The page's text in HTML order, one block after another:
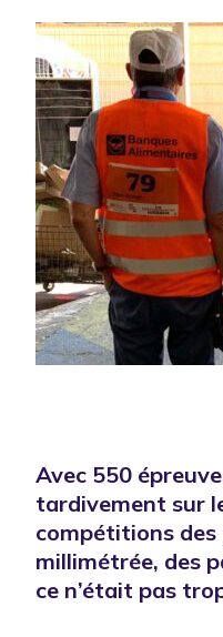
Avec 550
tardivement sur
compétitions des
millimétrée, des
ce n’était pas